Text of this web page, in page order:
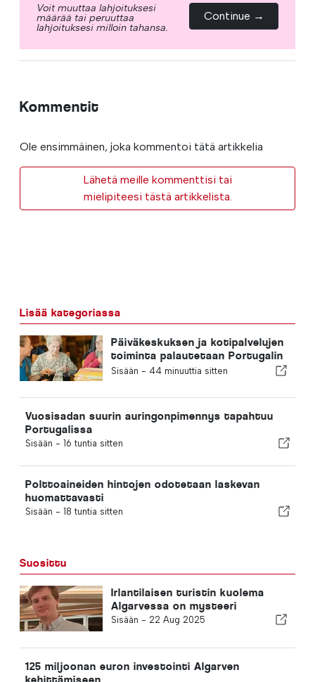
Voit muuttaa lahjoituksesi
määrää tai peruuttaa
lahjoituksesi milloin tahansa.
Continue →
Kommentit
Ole ensimmäinen, joka kommentoi tätä artikkelia
Lähetä meille kommenttisi tai
mielipiteesi tästä artikkelista.
Lisää kategoriassa
Päiväkeskuksen ja kotipalvelujen
toiminta palautetaan Portugalin
kuntaan
Sisään - 44 minuuttia sitten
Vuosisadan suurin auringonpimennys tapahtuu
Portugalissa
Sisään - 16 tuntia sitten
Polttoaineiden hintojen odotetaan laskevan
huomattavasti
Sisään - 18 tuntia sitten
Suosittu
Irlantilaisen turistin kuolema
Algarvessa on mysteeri
Sisään - 22 Aug 2025
125 miljoonan euron investointi Algarven